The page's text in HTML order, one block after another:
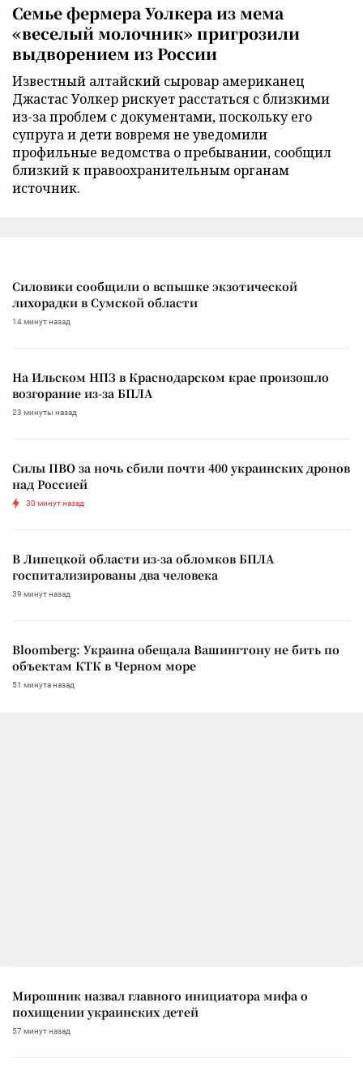
Семье фермера Уолкера из мема
«веселый молочник» пригрозили
выдворением из России
Известный алтайский сыровар американец
Джастас Уолкер рискует расстаться с близкими
из-за проблем с документами, поскольку его
супруга и дети вовремя не уведомили
профильные ведомства о пребывании, сообщил
близкий к правоохранительным органам
источник.
Силовики сообщили о вспышке экзотической
лихорадки в Сумской области
14 минут назад
На Ильском НПЗ в Краснодарском крае произошло
возгорание из-за БПЛА
23 минуты назад
Силы ПВО за ночь сбили почти 400 украинских дронов
над Россией
30 минут назад
В Липецкой области из-за обломков БПЛА
госпитализированы два человека
39 минут назад
Bloomberg: Украина обещала Вашингтону не бить по
объектам КТК в Черном море
51 минута назад
Мирошник назвал главного инициатора мифа о
похищении украинских детей
57 минут назад